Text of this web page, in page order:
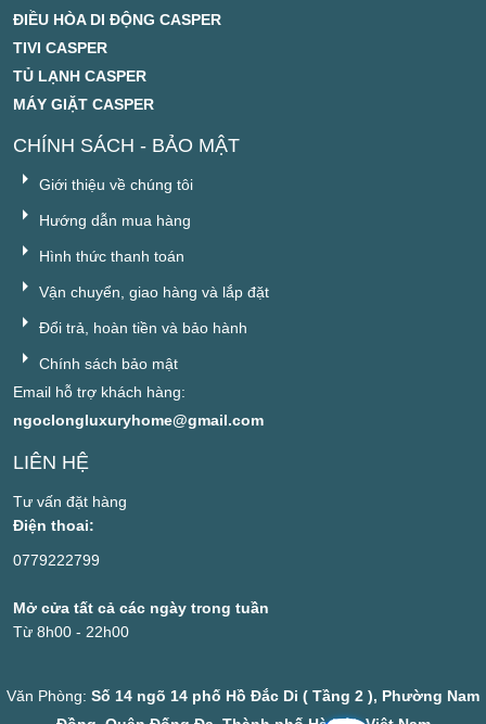
ĐIỀU HÒA DI ĐỘNG CASPER
TIVI CASPER
TỦ LẠNH CASPER
MÁY GIẶT CASPER
CHÍNH SÁCH - BẢO MẬT
Giới thiệu về chúng tôi
Hướng dẫn mua hàng
Hình thức thanh toán
Vận chuyển, giao hàng và lắp đặt
Đổi trả, hoàn tiền và bảo hành
Chính sách bảo mật
Email hỗ trợ khách hàng:
ngoclongluxuryhome@gmail.com
LIÊN HỆ
Tư vấn đặt hàng
Điện thoai:
0779222799
Mở cửa tất cả các ngày trong tuần
Từ 8h00 - 22h00
Văn Phòng: Số 14 ngõ 14 phố Hồ Đắc Di ( Tầng 2 ), Phường Nam